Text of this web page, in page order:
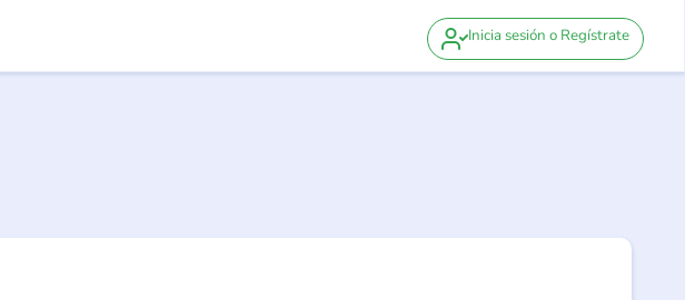
Inicia sesión o Regístrate